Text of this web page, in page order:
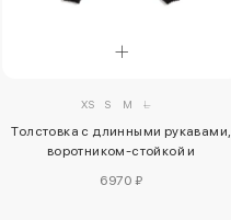
XS S M L
Толстовка с длинными рукавами,
воротником-стойкой и
6970 ₽